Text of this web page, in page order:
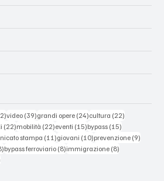
42 post
video (39)39 post
grandi opere (24)24 post
cultura (22)
(22)22 post
mobilità (22)22 post
eventi (15)15 post
bypass (15)
stampa (11)11 post
giovani (10)10 post
prevenzione (9)
8 post
bypass ferroviario (8)8 post
immigrazione (8)